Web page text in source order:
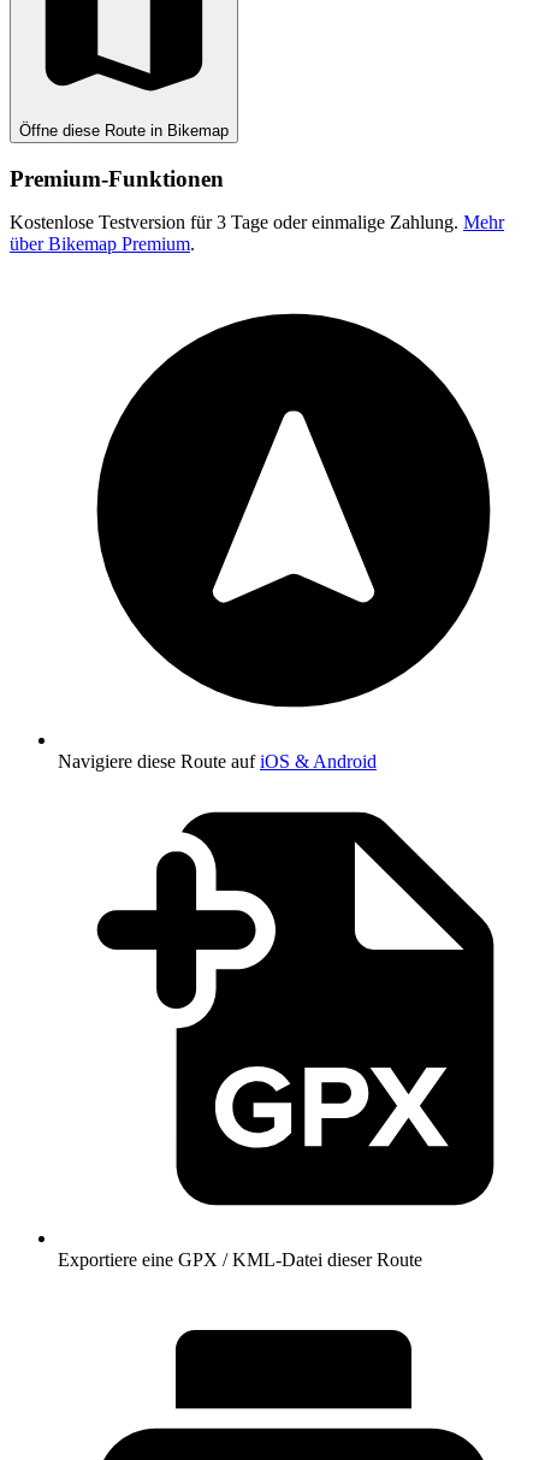
Öffne diese Route in Bikemap
Premium-Funktionen
Kostenlose Testversion für 3 Tage oder einmalige Zahlung. Mehr
über Bikemap Premium.
Navigiere diese Route aufiOS & Android
Exportiere eine GPX / KML-Datei dieser Route